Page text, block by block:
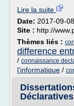
Lire la suite
Date: 2017-09-
Site : http://
Thèmes liés :
difference
/ connaissance
l'informatique /